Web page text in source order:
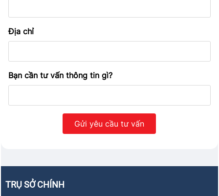
Địa chỉ
Bạn cần tư vấn thông tin gì?
TRỤ SỞ CHÍNH